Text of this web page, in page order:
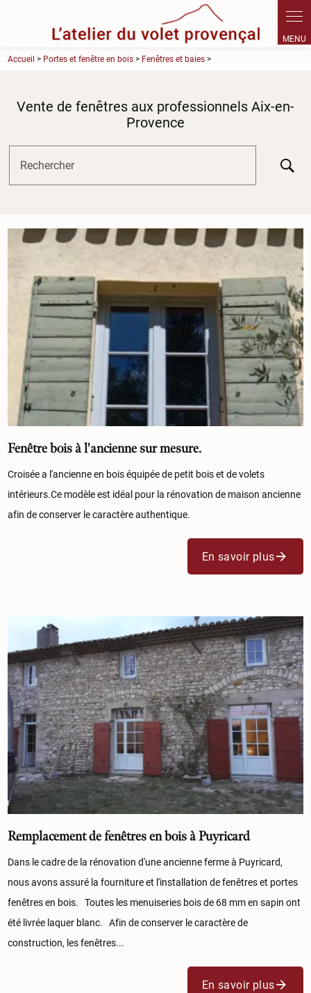
Accueil > Portes et fenêtre en bois> Fenêtres et baies>
Vente de fenêtres aux professionnels Aix-en-
Provence
Rechercher
Fenêtre bois à l'ancienne sur mesure.
Croisée a l'ancienne en bois équipée de petit bois et de volets
intérieurs.Ce modèle est idéal pour la rénovation de maison ancienne
afin de conserver le caractère authentique.
En savoir plus
Remplacement de fenêtres en bois à Puyricard
Dans le cadre de la rénovation d'une ancienne ferme à Puyricard,
nous avons assuré la fourniture et l'installation de fenêtres et portes
fenêtres en bois. Toutes les menuiseries bois de 68 mm en sapin ont
été livrée laquer blanc. Afin de conserver le caractère de
construction, les fenêtres...
En savoir plus